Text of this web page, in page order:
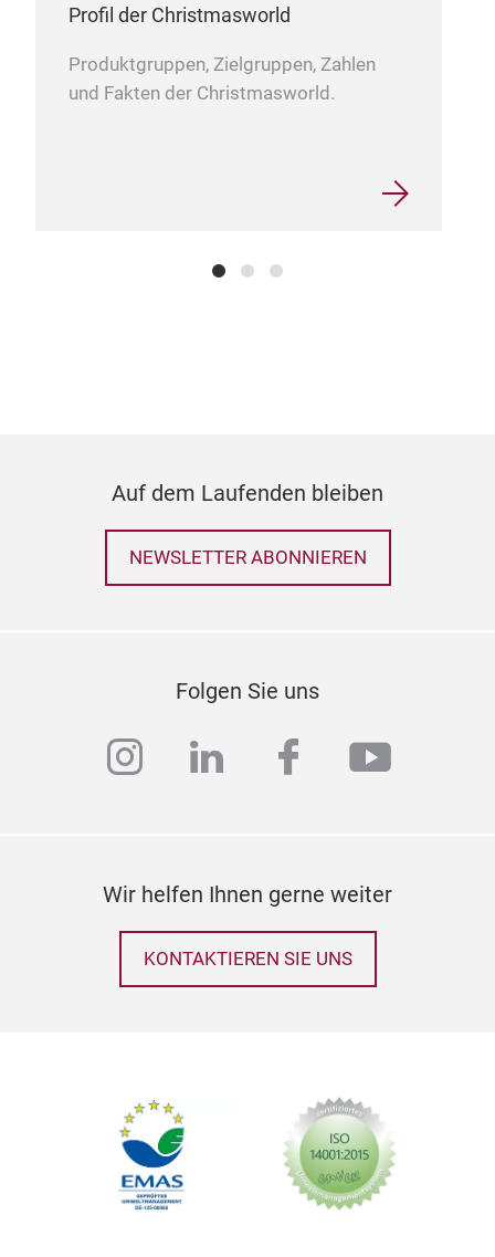
Profil der Christmasworld
Produktgruppen, Zielgruppen, Zahlen
und Fakten der Christmasworld.
Auf dem Laufenden bleiben
NEWSLETTER ABONNIEREN
Folgen Sie uns
instagram
linkedinfacebook
Wir helfen Ihnen gerne weiter
KONTAKTIEREN SIE UNS